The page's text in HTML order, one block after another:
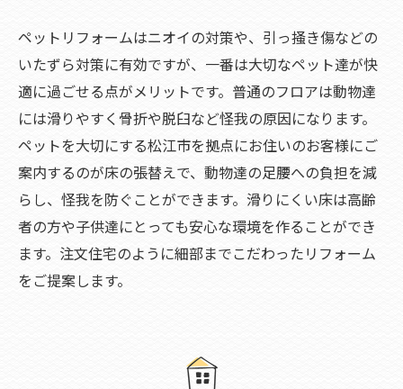
ペットリフォームはニオイの対策や、引っ掻き傷などの
いたずら対策に有効ですが、一番は大切なペット達が快
適に過ごせる点がメリットです。普通のフロアは動物達
には滑りやすく骨折や脱臼など怪我の原因になります。
ペットを大切にする松江市を拠点にお住いのお客様にご
案内するのが床の張替えで、動物達の足腰への負担を減
らし、怪我を防ぐことができます。滑りにくい床は高齢
者の方や子供達にとっても安心な環境を作ることができ
ます。注文住宅のように細部までこだわったリフォーム
をご提案します。